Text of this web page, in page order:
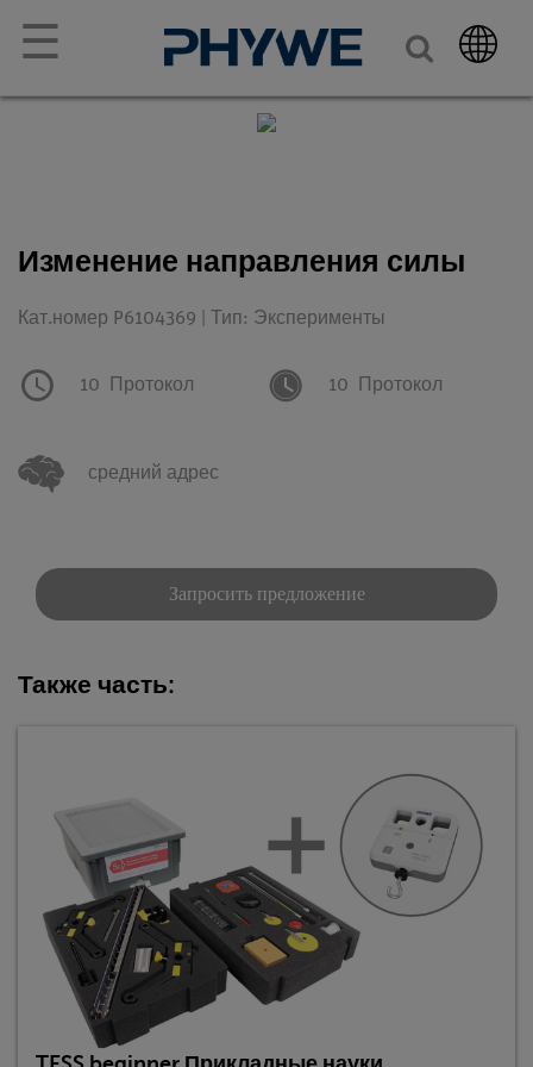
☰
Изменение направления силы
Кат.номер P6104369 | Тип: Эксперименты
10 Протокол 10 Протокол
средний адрес
Запросить предложение
Также часть: